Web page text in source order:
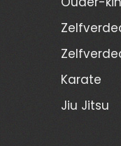
Karate
Jiu Jitsu